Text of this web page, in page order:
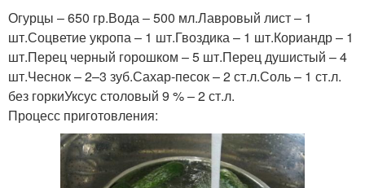
Огурцы – 650 гр.Вода – 500 мл.Лавровый лист – 1
шт.Соцветие укропа – 1 шт.Гвоздика – 1 шт.Кориандр – 1
шт.Перец черный горошком – 5 шт.Перец душистый – 4
шт.Чеснок – 2–3 зуб.Сахар-песок – 2 ст.л.Соль – 1 ст.л.
без горкиУксус столовый 9 % – 2 ст.л.
Процесс приготовления: